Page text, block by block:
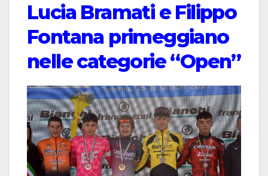
Lucia Bramati e Filippo
Fontana primeggiano
nelle categorie “Open”